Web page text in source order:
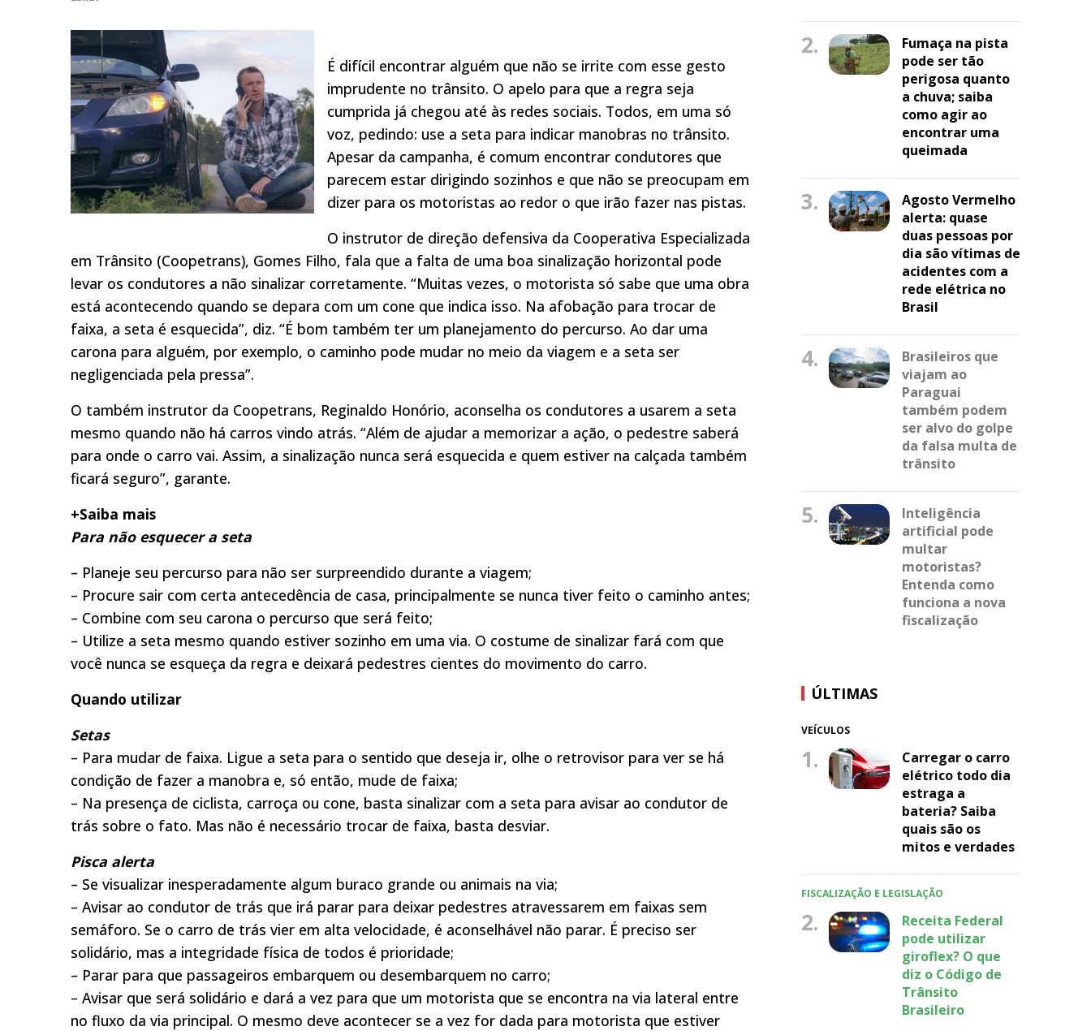
É difícil encontrar alguém que não se irrite com esse gesto
imprudente no trânsito. O apelo para que a regra seja
cumprida já chegou até às redes sociais. Todos, em uma só
voz, pedindo: use a seta para indicar manobras no trânsito.
Apesar da campanha, é comum encontrar condutores que
parecem estar dirigindo sozinhos e que não se preocupam em
dizer para os motoristas ao redor o que irão fazer nas pistas.
O instrutor de direção defensiva da Cooperativa Especializada
em Trânsito (Coopetrans), Gomes Filho, fala que a falta de uma boa sinalização horizontal pode
levar os condutores a não sinalizar corretamente. “Muitas vezes, o motorista só sabe que uma obra
está acontecendo quando se depara com um cone que indica isso. Na afobação para trocar de
faixa, a seta é esquecida”, diz. “É bom também ter um planejamento do percurso. Ao dar uma
carona para alguém, por exemplo, o caminho pode mudar no meio da viagem e a seta ser
negligenciada pela pressa”.
O também instrutor da Coopetrans, Reginaldo Honório, aconselha os condutores a usarem a seta
mesmo quando não há carros vindo atrás. “Além de ajudar a memorizar a ação, o pedestre saberá
para onde o carro vai. Assim, a sinalização nunca será esquecida e quem estiver na calçada também
ficará seguro”, garante.
+Saiba mais
Para não esquecer a seta
– Planeje seu percurso para não ser surpreendido durante a viagem;
– Procure sair com certa antecedência de casa, principalmente se nunca tiver feito o caminho antes;
– Combine com seu carona o percurso que será feito;
– Utilize a seta mesmo quando estiver sozinho em uma via. O costume de sinalizar fará com que
você nunca se esqueça da regra e deixará pedestres cientes do movimento do carro.
Quando utilizar
Setas
– Para mudar de faixa. Ligue a seta para o sentido que deseja ir, olhe o retrovisor para ver se há
condição de fazer a manobra e, só então, mude de faixa;
– Na presença de ciclista, carroça ou cone, basta sinalizar com a seta para avisar ao condutor de
trás sobre o fato. Mas não é necessário trocar de faixa, basta desviar.
Pisca alerta
– Se visualizar inesperadamente algum buraco grande ou animais na via;
– Avisar ao condutor de trás que irá parar para deixar pedestres atravessarem em faixas sem
semáforo. Se o carro de trás vier em alta velocidade, é aconselhável não parar. É preciso ser
solidário, mas a integridade física de todos é prioridade;
– Parar para que passageiros embarquem ou desembarquem no carro;
– Avisar que será solidário e dará a vez para que um motorista que se encontra na via lateral entre
no fluxo da via principal. O mesmo deve acontecer se a vez for dada para motorista que estiver
2.
Fumaça na pista
pode ser tão
perigosa quanto
a chuva; saiba
como agir ao
encontrar uma
queimada
3.
Agosto Vermelho
alerta: quase
duas pessoas por
dia são vítimas de
acidentes com a
rede elétrica no
Brasil
4.
Brasileiros que
viajam ao
Paraguai
também podem
ser alvo do golpe
da falsa multa de
trânsito
5.
Inteligência
artificial pode
multar
motoristas?
Entenda como
funciona a nova
fiscalização
ÚLTIMAS
VEÍCULOS
1.
Carregar o carro
elétrico todo dia
estraga a
bateria? Saiba
quais são os
mitos e verdades
FISCALIZAÇÃO E LEGISLAÇÃO
2.
Receita Federal
pode utilizar
giroflex? O que
diz o Código de
Trânsito
Brasileiro